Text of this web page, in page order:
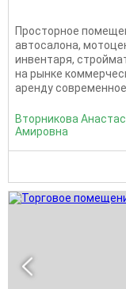
Просторное
автосалона,
инвентаря,
на рынке
аренду
Вторникова
Амировна